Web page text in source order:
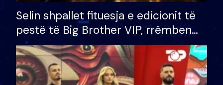
Selin shpallet fituesja e edicionit të
pestë të Big Brother VIP, rrëmben
çmimin e madh prej 100 mijë eurosh